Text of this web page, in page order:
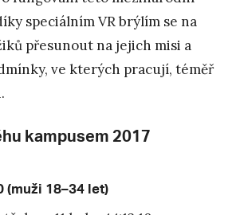
speciálním VR brýlím se na
přesunout na jejich misi a
ve kterých pracují, téměř
kampusem 2017
18–34 let)